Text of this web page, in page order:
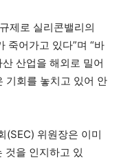
제로 실리콘밸리의
죽어가고 있다”며 “바
산업을 해외로 밀어
기회를 놓치고 있어 안
(SEC) 위원장은 이미
것을 인지하고 있